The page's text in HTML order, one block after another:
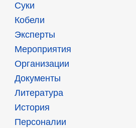
Суки
Кобели
Эксперты
Мероприятия
Организации
Документы
Литература
История
Персоналии